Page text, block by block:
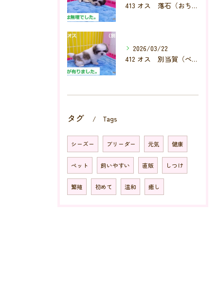
413 オス 落石（おちいし）
2026/03/22
412 オス 別当賀（べっとが）
タグ Tags
シーズー ブリーダー 元気 健康
ペット 飼いやすい 直販 しつけ
繁殖 初めて 温和 癒し